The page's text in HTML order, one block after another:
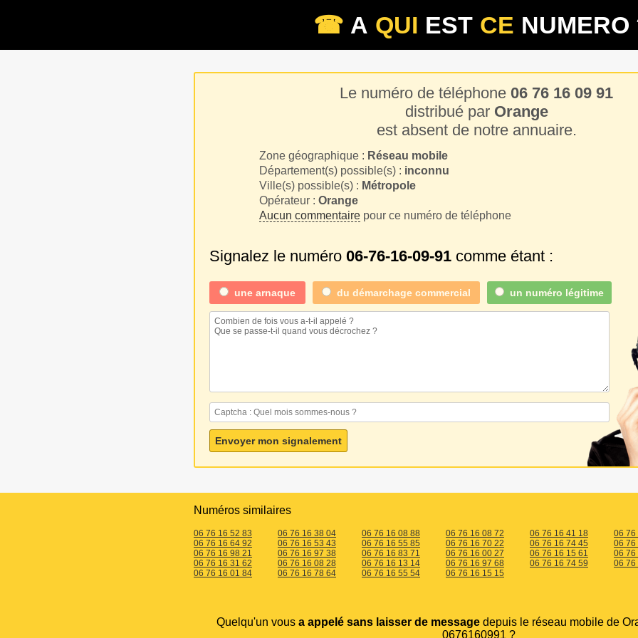
☎ A QUI EST CE NUMERO
Le numéro de téléphone 06 76 16 09 91
distribué par Orange
est absent de notre annuaire.
Zone géographique : Réseau mobile
Département(s) possible(s) : inconnu
Ville(s) possible(s) : Métropole
Opérateur : Orange
Aucun commentairepour ce numéro de téléphone
Signalez le numéro 06-76-16-09-91 comme étant :
une arnaque du démarchage commercial un numéro légitime
Numéros similaires
06 76 16 52 83 06 76 16 38 04 06 76 16 08 88 06 76 16 08 72 06 76 16 41 18
06 76
06 76 16 64 92
06 76 16 53 43 06 76 16 55 85 06 76 16 70 22 06 76 16 74 45
06 76
06 76 16 98 21
06 76 16 97 38 06 76 16 83 71 06 76 16 00 27 06 76 16 15 61
06 76
06 76 16 31 62
06 76 16 08 28 06 76 16 13 14 06 76 16 97 68 06 76 16 74 59
06 76
06 76 16 01 84
06 76 16 78 64 06 76 16 55 54 06 76 16 15 15
Quelqu'un vous a appelé sans laisser de message depuis le réseau mobile de
0676160991 ?